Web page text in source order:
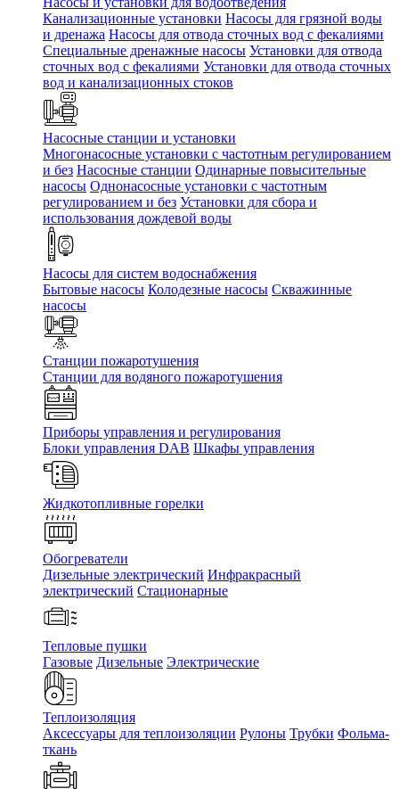
Канализационные установки Насосы для грязной воды
и дренажа Насосы для отвода сточных вод c фекалиями
Специальные дренажные насосы Установки для отвода
сточных вод c фекалиями Установки для отвода сточных
вод и канализационных стоков
Насосные станции и установки
Многонасосные установки с частотным регулированием
и без Насосные станции Одинарные повысительные
насосы Однонасосные установки с частотным
регулированием и без Установки для сбора и
использования дождевой воды
Насосы для систем водоснабжения
Бытовые насосы Колодезные насосы Скважинные
насосы
Станции пожаротушения
Станции для водяного пожаротушения
Приборы управления и регулирования
Блоки управления DAB Шкафы управления
Жидкотопливные горелки
Обогреватели
Дизельные электрический Инфракрасный
электрический Стационарные
Тепловые пушки
Газовые Дизельные Электрические
Теплоизоляция
Аксессуары для теплоизоляции Рулоны Трубки Фольма-
ткань